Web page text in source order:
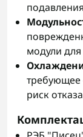
модули
риск